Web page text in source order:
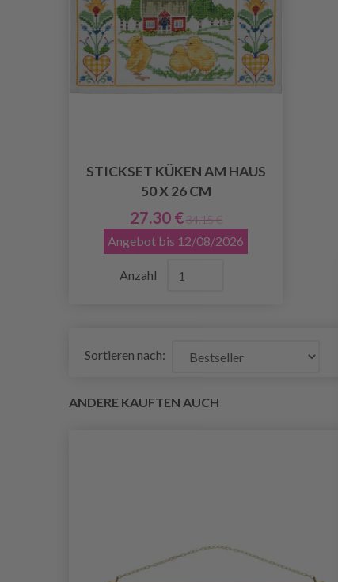
STICKSET KÜKEN AM HAUS
50 X 26 CM
27.30 € 34.15 €
Angebot bis 12/08/2026
Anzahl
Sortieren nach:
ANDERE KAUFTEN AUCH